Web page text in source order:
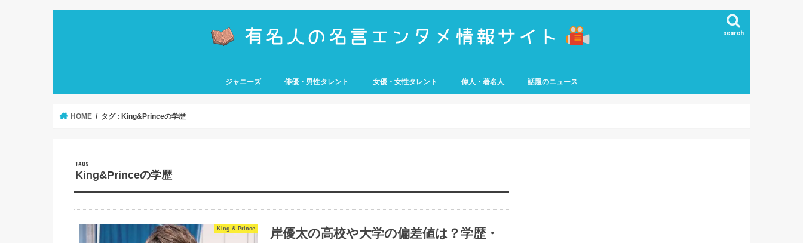
search
ジャニーズ 俳優・男性タレント 女優・女性タレント 偉人・著名人 話題のニュース
HOME タグ : King&Princeの学歴
King&Princeの学歴
King & Prince
岸優太の高校や大学の偏差値は？学歴・